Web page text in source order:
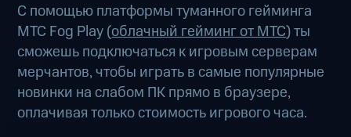
С помощью платформы туманного гейминга
МТС Fog Play (облачный гейминг от МТС) ты
сможешь подключаться к игровым серверам
мерчантов, чтобы играть в самые популярные
новинки на слабом ПК прямо в браузере,
оплачивая только стоимость игрового часа.